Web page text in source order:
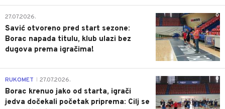
0
27.07.2026.
Savić otvoreno pred start sezone:
Borac napada titulu, klub ulazi bez
dugova prema igračima!
0
RUKOMET 27.07.2026.
Borac krenuo jako od starta, igrači
jedva dočekali početak priprema: Cilj se